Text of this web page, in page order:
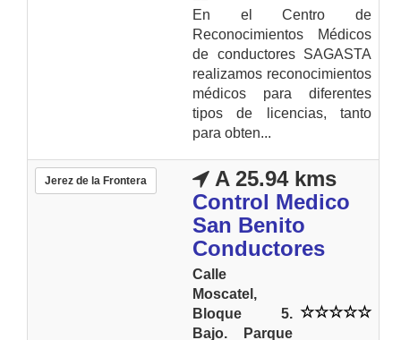
En el Centro de
Reconocimientos Médicos
de conductores SAGASTA
realizamos reconocimientos
médicos para diferentes
tipos de licencias, tanto
para obten...
Jerez de la Frontera
A 25.94 kms
Control Medico
San Benito
Conductores
Calle
Moscatel,
Bloque 5.
Bajo. Parque